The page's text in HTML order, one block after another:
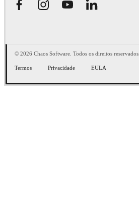
© 2026 Chaos Software. Todos os direitos reservados.
Termos Privacidade EULA